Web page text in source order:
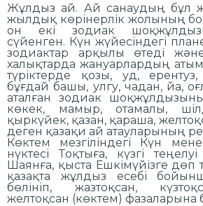
Жұлдыз ай. Ай санаудың бұл
жылдық көрінерлік жолының
он екі зодиак
сүйенген. Күн жүйесіндегі
зодиактар арқылы өтеді
халықтарда жануарлардың
түріктерде қозы, уд,
бұғдай башы, улгу, чадан, йа,
аталған зодиак
көкек, мамыр, отамалы,
қыркүйек, қазан, қараша,
деген қазақи ай атауларының
Көктем мезгіліндегі Күн
нүктесі Тоқтыға, күзгі
Шаянға, қыста Ешкімүйізге дөп
қазақта жұлдыз есебі
бөлініп, жазтоқсан,
желтоқсан (көктем) фазаларына